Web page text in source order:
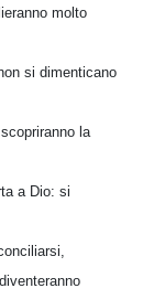
molto
si dimenticano
la
a Dio: si